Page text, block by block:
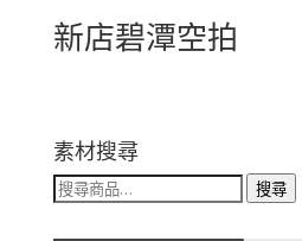
新店碧潭空拍
素材搜尋
搜
尋 搜尋